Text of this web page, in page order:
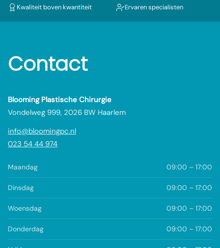
Kwaliteit boven kwantiteit Ervaren specialisten
Contact
Blooming Plastische Chirurgie
Vondelweg 999, 2026 BW Haarlem
info@bloomingpc.nl
023 54 44 974
Maandag 09:00 – 17:00
Dinsdag 09:00 – 17:00
Woensdag 09:00 – 17:00
Donderdag 09:00 – 17:00